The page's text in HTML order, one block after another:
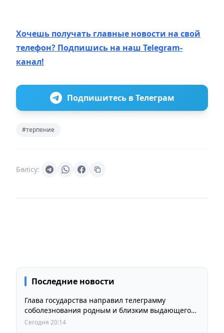
Хочешь получать главные новости на свой
телефон? Подпишись на наш Telegram-
канал!
Подпишитесь в Телеграм
#терпение
Бөлісу:
Последние новости
Глава государства направил телеграмму
соболезнования родным и близким выдающегося
кинорежиссера Ардака Амиркулова
Сегодня 20:14